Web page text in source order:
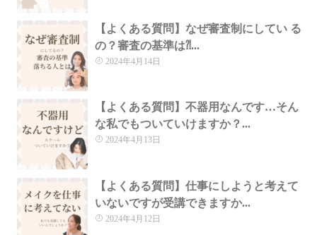
【よくある質問】なぜ審査制にしてい る
の？審査の基準は⁈...
2024年4月14日
【よくある質問】不器用なんです…そん
な私でもついていけますか？...
2024年4月13日
【よくある質問】仕事にしようと考えて
いないですが受講できますか...
2024年4月12日